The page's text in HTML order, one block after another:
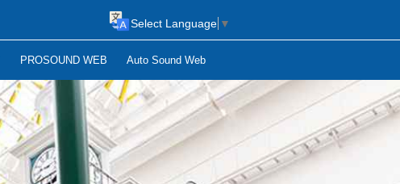
PROSOUND WEB Auto Sound Web
Select Language ▼